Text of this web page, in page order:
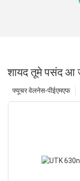
शायद तूमे पसंद आ
फ्यूचर वेलनेस-पीईएमएफ